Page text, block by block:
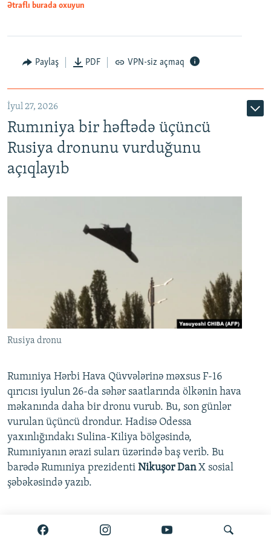
Ətraflı burada oxuyun
Paylaş PDF VPN-siz açmaq
İyul 27, 2026
Rumıniya bir həftədə üçüncü
Rusiya dronunu vurduğunu
açıqlayıb
Rusiya dronu
Rumıniya Hərbi Hava Qüvvələrinə məxsus F-16
qırıcısı iyulun 26-da səhər saatlarında ölkənin hava
məkanında daha bir dronu vurub. Bu, son günlər
vurulan üçüncü drondur. Hadisə Odessa
yaxınlığındakı Sulina-Kiliya bölgəsində,
Rumıniyanın ərazi suları üzərində baş verib. Bu
barədə Rumıniya prezidenti Nikuşor DanX sosial
şəbəkəsində yazıb.
Ətraflı burada oxuyun